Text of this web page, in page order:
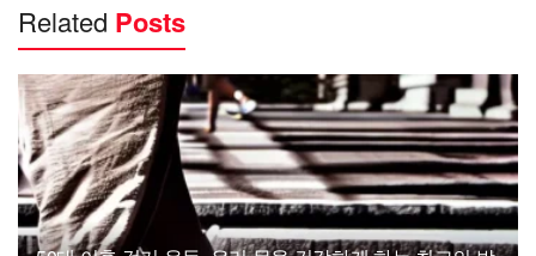
Related Posts